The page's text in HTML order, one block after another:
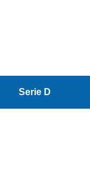
Serie D